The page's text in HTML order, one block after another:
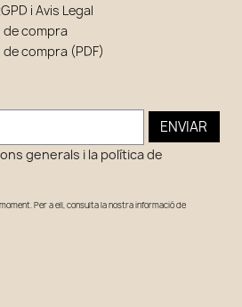
i Avis Legal
compra
compra (PDF)
ENVIAR
generals i la política de
Per a ell, consulta la nostra informació de